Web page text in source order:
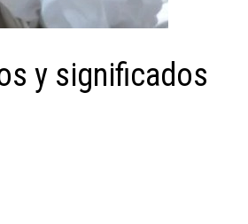
y significados